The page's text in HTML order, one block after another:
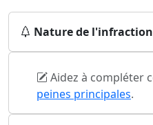
Nature de
Aidez à compléter
peines principales.